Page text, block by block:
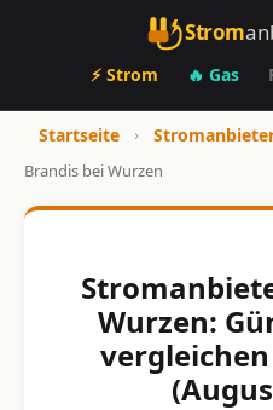
Strom
⚡ Strom 🔥 Gas
Startseite ›
Brandis bei Wurzen
Wurzen: